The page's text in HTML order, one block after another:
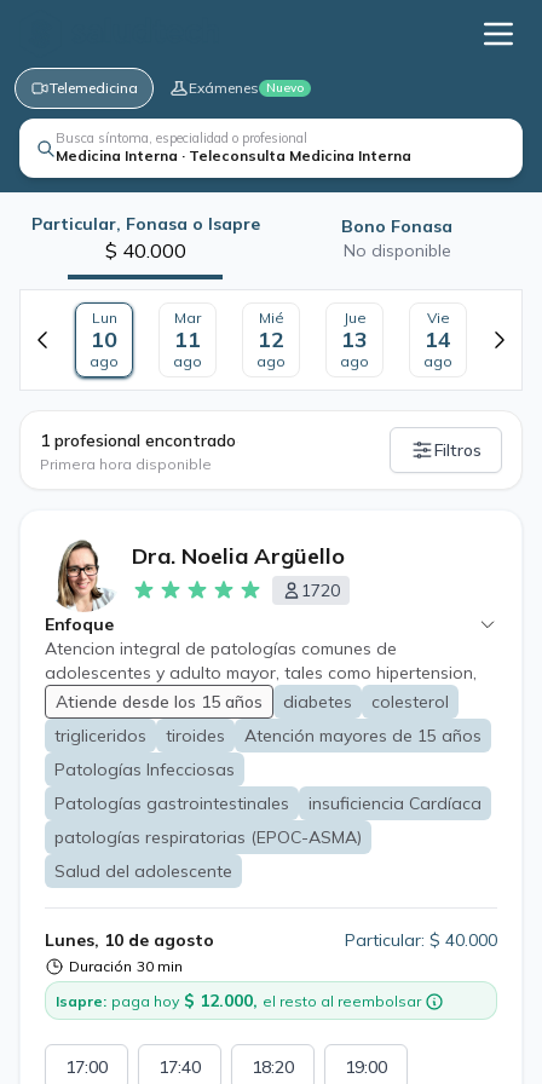
Telemedicina Exámenes Nuevo
Busca síntoma, especialidad o profesional
Medicina Interna · Teleconsulta Medicina Interna
Particular, Fonasa o Isapre
$ 40.000
Bono Fonasa
No disponible
Lun
10
ago
Mar
11
ago
Mié
12
ago
Jue
13
ago
Vie
14
ago
1 profesional encontrado
Primera hora disponible
Filtros
Dra. Noelia Argüello
1720
Enfoque
Atencion integral de patologías comunes de
adolescentes y adulto mayor, tales como hipertension,
diabetes, obesidad, alergias, problemas digestivos,
respiratorios y neurologicos a fin de a lograr oportuno
diagnostico, tratamiento y derivacion si corresponde.
Atiende desde los 15 años diabetes
colesterol
trigliceridos
tiroides
Atención mayores de 15 años
Patologías Infecciosas
Patologías gastrointestinales
insuficiencia Cardíaca
patologías respiratorias (EPOC-ASMA)
Salud del adolescente
Lunes, 10 de agosto
Duración 30 min
Particular: $ 40.000
Isapre: paga hoy $ 12.000, el resto al reembolsar
17:00 17:40 18:20 19:00